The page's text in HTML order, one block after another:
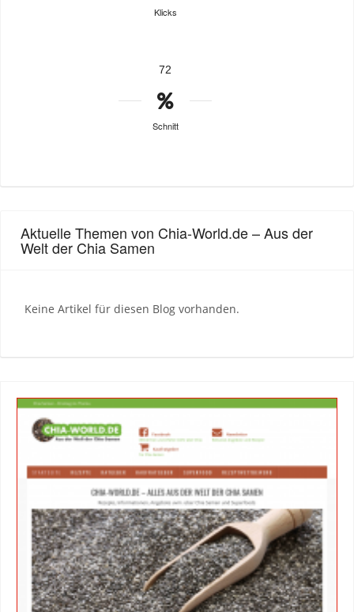
Klicks
72
Schnitt
Aktuelle Themen von Chia-World.de – Aus der
Welt der Chia Samen
Keine Artikel für diesen Blog vorhanden.